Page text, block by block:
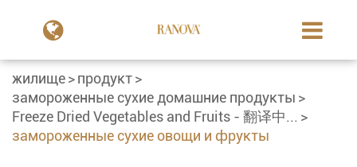
жилище
продукт
замороженные сухие домашние продукты
Freeze Dried Vegetables and Fruits - 翻译中...
замороженные сухие овощи и фрукты